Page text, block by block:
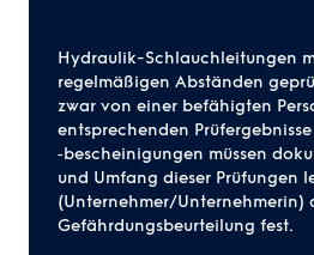
Hydraulik-Schlauchleitungen
regelmäßigen Abständen
zwar von einer befähigten
entsprechenden
‑bescheinigungen müssen
und Umfang dieser Prüfungen
(Unternehmer/Unternehmerin)
Gefährdungsbeurteilung fest.